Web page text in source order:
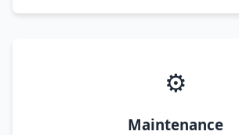
⚙️
Maintenance